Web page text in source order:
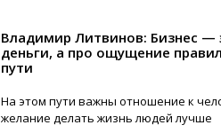
Владимир Литвинов: Бизнес —
деньги, а про ощущение
пути
На этом пути важны отношение к
желание делать жизнь людей лучше